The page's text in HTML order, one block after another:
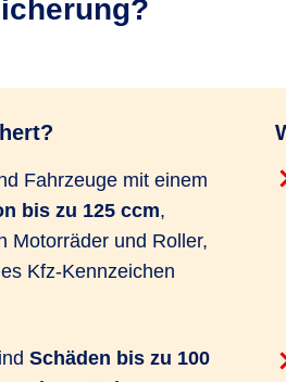
Fahrzeuge mit einem
bis zu 125 ccm,
Motorräder und Roller,
Kfz-Kennzeichen
Schäden bis zu 100